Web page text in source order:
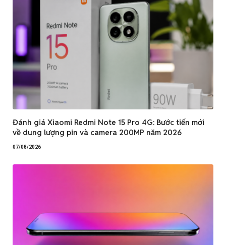
Đánh giá Xiaomi Redmi Note 15 Pro 4G: Bước tiến mới
về dung lượng pin và camera 200MP năm 2026
07/08/2026